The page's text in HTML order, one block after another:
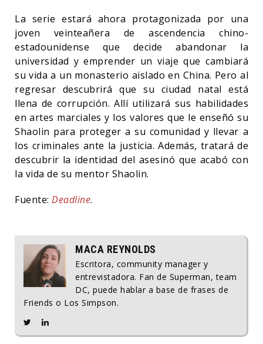
La serie estará ahora protagonizada por una
joven veinteañera de ascendencia chino-
estadounidense que decide abandonar la
universidad y emprender un viaje que cambiará
su vida a un monasterio aislado en China. Pero al
regresar descubrirá que su ciudad natal está
llena de corrupción. Allí utilizará sus habilidades
en artes marciales y los valores que le enseñó su
Shaolin para proteger a su comunidad y llevar a
los criminales ante la justicia. Además, tratará de
descubrir la identidad del asesinó que acabó con
la vida de su mentor Shaolin.
Fuente: Deadline.
MACA REYNOLDS
Escritora, community manager y
entrevistadora. Fan de Superman, team
DC, puede hablar a base de frases de
Friends o Los Simpson.